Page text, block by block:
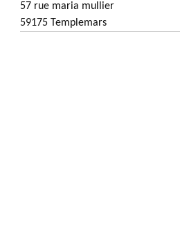
57 rue maria mullier
59175 Templemars